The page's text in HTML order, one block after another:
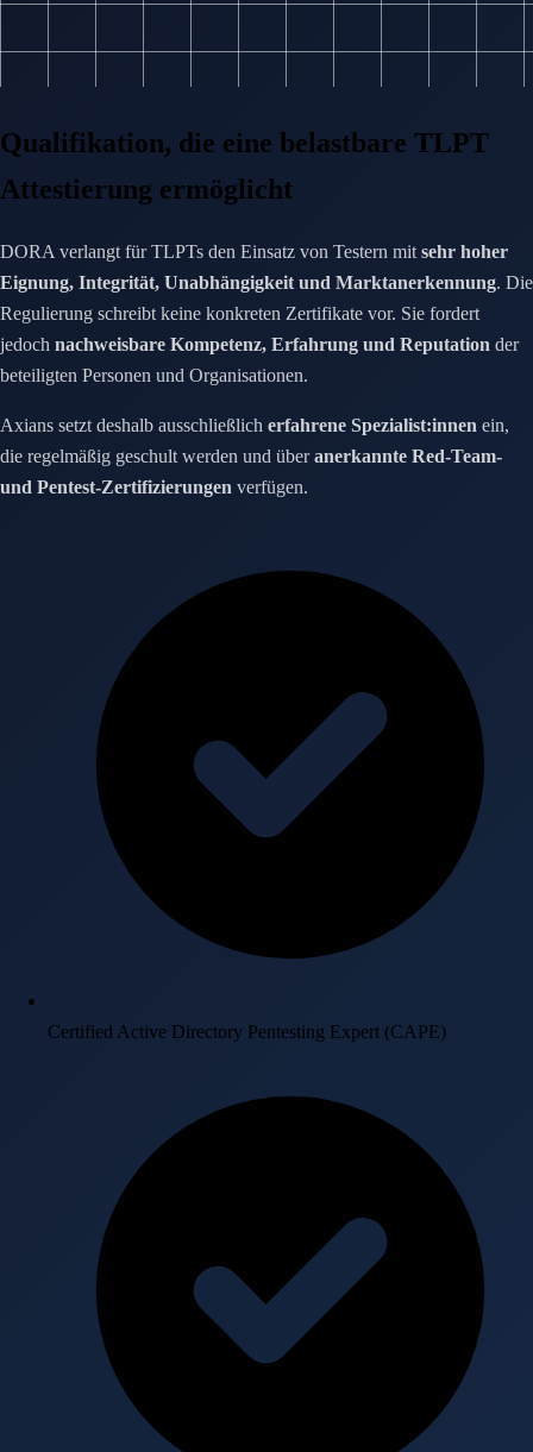
Qualifikation, die eine belastbare TLPT
Attestierung ermöglicht
DORA verlangt für TLPTs den Einsatz von Testern mit sehr hoher
Eignung, Integrität, Unabhängigkeit und Marktanerkennung. Die
Regulierung schreibt keine konkreten Zertifikate vor. Sie fordert
jedoch nachweisbare Kompetenz, Erfahrung und Reputation der
beteiligten Personen und Organisationen.
Axians setzt deshalb ausschließlich erfahrene Spezialist:innen ein,
die regelmäßig geschult werden und überanerkannte Red-Team-
und Pentest-Zertifizierungen verfügen.
Certified Active Directory Pentesting Expert (CAPE)